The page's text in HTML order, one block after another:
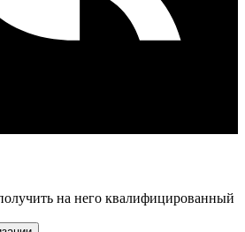
на него квалифицированный